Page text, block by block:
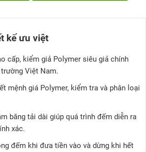
kế ưu việt
cấp, kiểm giả Polymer siêu giả chính
Việt Nam.
mệnh giá Polymer, kiểm tra và phân loại
băng tải dài giúp quá trình đếm diễn ra
xác.
đếm khi đưa tiền vào và dừng khi hết